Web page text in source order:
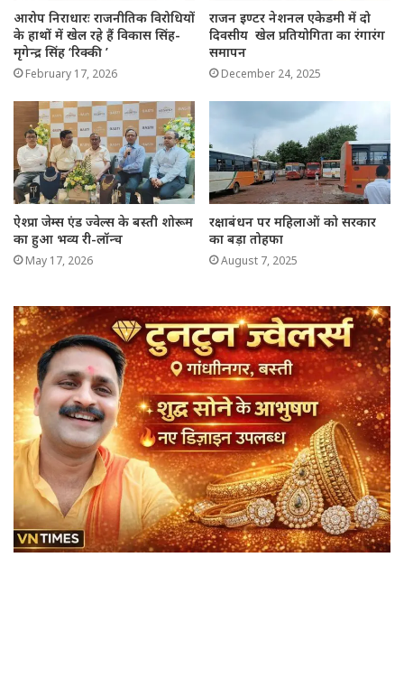
आरोप निराधारः राजनीतिक विरोधियों
के हाथों में खेल रहे हैं विकास सिंह-
मृगेन्द्र सिंह ‘रिक्की ’
February 17, 2026
राजन इण्टर नेशनल एकेडमी में दो
दिवसीय खेल प्रतियोगिता का रंगारंग
समापन
December 24, 2025
ऐश्प्रा जेम्स एंड ज्वेल्स के बस्ती शोरूम
का हुआ भव्य री-लॉन्च
May 17, 2026
रक्षाबंधन पर महिलाओं को सरकार
का बड़ा तोहफा
August 7, 2025